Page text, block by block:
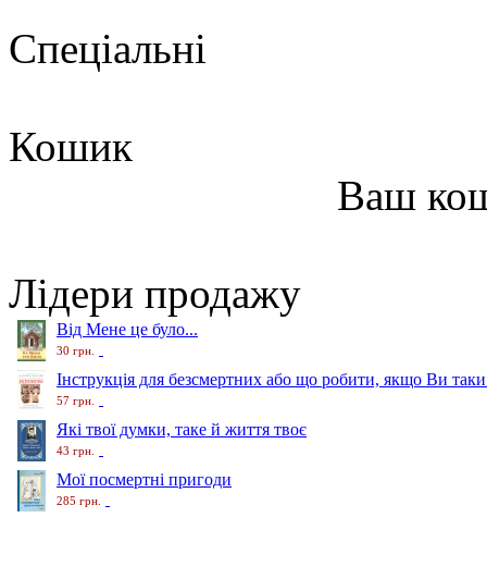
Спеціальні
Кошик
Ваш
Лідери продажу
Від Мене це було...
30 грн.
Інструкція для безсмертних або що робити, якщо Ви
57 грн.
Які твої думки, таке й життя твоє
43 грн.
Мої посмертні пригоди
285 грн.